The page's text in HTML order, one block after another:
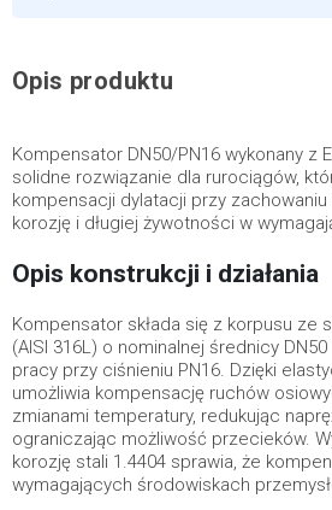
Opis produktu
Kompensator DN50/PN16 wykonany z
solidne rozwiązanie dla rurociągów,
kompensacji dylatacji przy
korozję i długiej żywotności w
Opis konstrukcji i działania
Kompensator składa się z korpusu ze
(AISI 316L) o nominalnej średnicy
pracy przy ciśnieniu PN16. Dzięki
umożliwia kompensację ruchów
zmianami temperatury, redukując
ograniczając możliwość przecieków.
korozję stali 1.4404 sprawia, że
wymagających środowiskach